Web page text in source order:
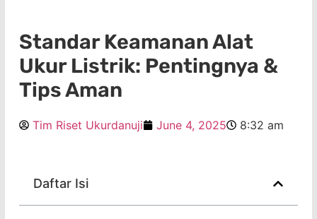
Standar Keamanan Alat
Ukur Listrik: Pentingnya &
Tips Aman
Tim Riset Ukurdanuji June 4, 2025 8:32 am
Daftar Isi